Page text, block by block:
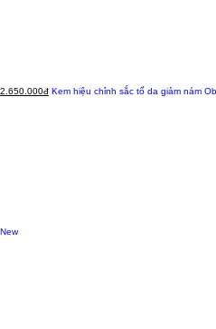
2.650.000đ Kem hiệu chỉnh sắc tố da giảm nám
New